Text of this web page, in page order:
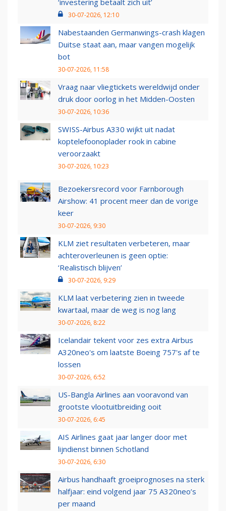
‘investering betaalt zich uit’
30-07-2026, 12:10
Nabestaanden Germanwings-crash klagen
Duitse staat aan, maar vangen mogelijk
bot
30-07-2026, 11:58
Vraag naar vliegtickets wereldwijd onder
druk door oorlog in het Midden-Oosten
30-07-2026, 10:36
SWISS-Airbus A330 wijkt uit nadat
koptelefoonoplader rook in cabine
veroorzaakt
30-07-2026, 10:23
Bezoekersrecord voor Farnborough
Airshow: 41 procent meer dan de vorige
keer
30-07-2026, 9:30
KLM ziet resultaten verbeteren, maar
achteroverleunen is geen optie:
‘Realistisch blijven’
30-07-2026, 9:29
KLM laat verbetering zien in tweede
kwartaal, maar de weg is nog lang
30-07-2026, 8:22
Icelandair tekent voor zes extra Airbus
A320neo's om laatste Boeing 757's af te
lossen
30-07-2026, 6:52
US-Bangla Airlines aan vooravond van
grootste vlootuitbreiding ooit
30-07-2026, 6:45
AIS Airlines gaat jaar langer door met
lijndienst binnen Schotland
30-07-2026, 6:30
Airbus handhaaft groeiprognoses na sterk
halfjaar: eind volgend jaar 75 A320neo’s
per maand